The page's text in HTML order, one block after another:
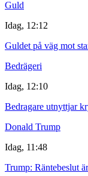
Guld
Idag, 12:12
Guldet på väg mot
Bedrägeri
Idag, 12:10
Bedragare utnyttjar
Donald Trump
Idag, 11:48
Trump: Räntebeslut